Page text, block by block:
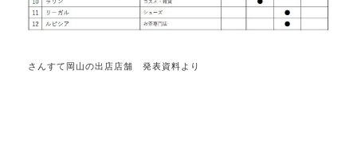
さんすて岡山の出店店舗 発表資料より